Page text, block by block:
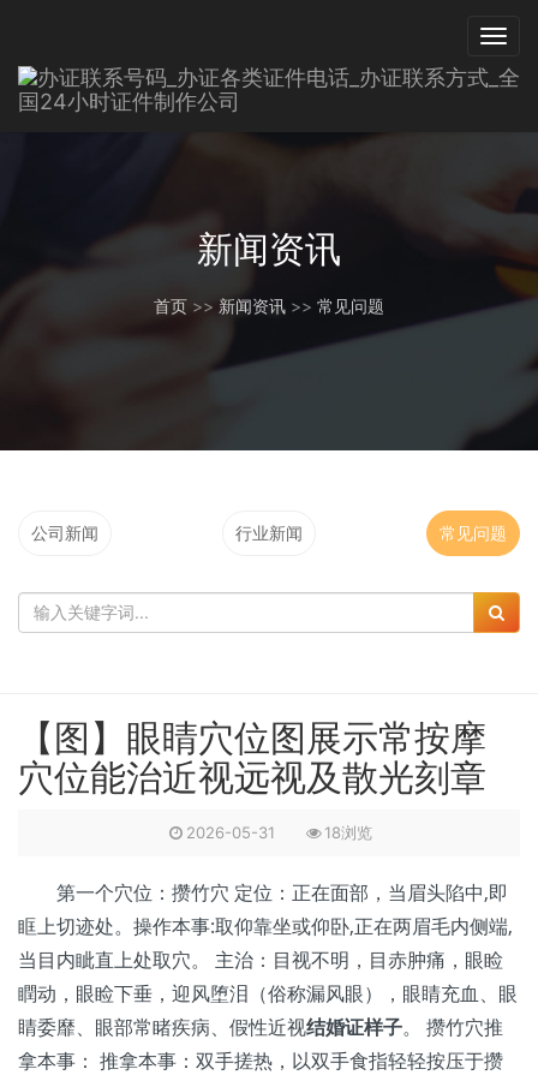
新闻资讯
首页 >> 新闻资讯 >> 常见问题
公司新闻 行业新闻 常见问题
【图】眼睛穴位图展示常按摩
穴位能治近视远视及散光刻章
2026-05-31 18浏览
第一个穴位：攒竹穴 定位：正在面部，当眉头陷中,即
眶上切迹处。操作本事:取仰靠坐或仰卧,正在两眉毛内侧端,
当目内眦直上处取穴。 主治：目视不明，目赤肿痛，眼睑
瞤动，眼睑下垂，迎风堕泪（俗称漏风眼），眼睛充血、眼
睛委靡、眼部常睹疾病、假性近视结婚证样子。 攒竹穴推
拿本事： 推拿本事：双手搓热，以双手食指轻轻按压于攒